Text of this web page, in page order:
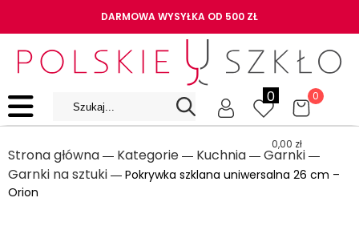
DARMOWA WYSYŁKA OD 500 ZŁ
0 0
0,00 zł
Strona główna ― Kategorie ― Kuchnia ― Garnki ―
Garnki na sztuki ― Pokrywka szklana uniwersalna 26 cm –
Orion